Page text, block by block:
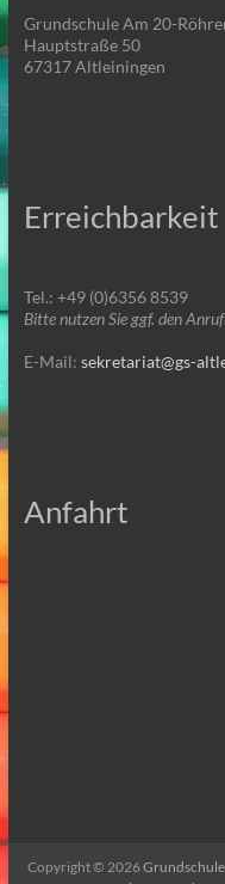
Grundschule Am 20-
Hauptstraße 50
67317 Altleiningen
Erreichbarkeit
Tel.: +49 (0)6356 8539
Bitte nutzen Sie ggf. den
E-Mail: sekretariat@gs-
Anfahrt
Copyright © 2026